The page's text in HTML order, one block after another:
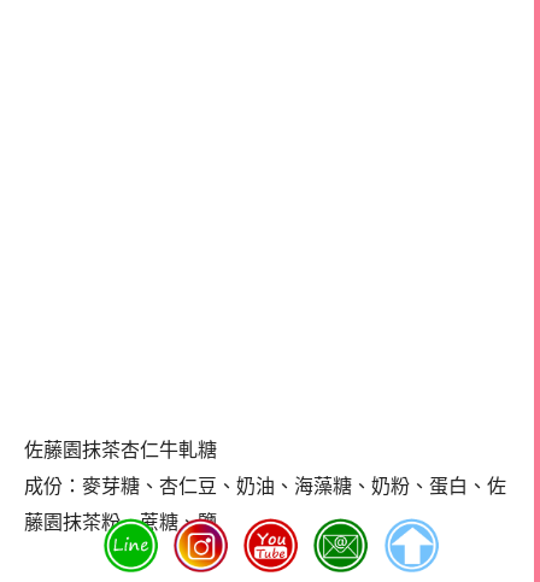
佐藤園抹茶杏仁牛軋糖
成份：麥芽糖、杏仁豆、奶油、海藻糖、奶粉、蛋白、佐
藤園抹茶粉、蔗糖、鹽